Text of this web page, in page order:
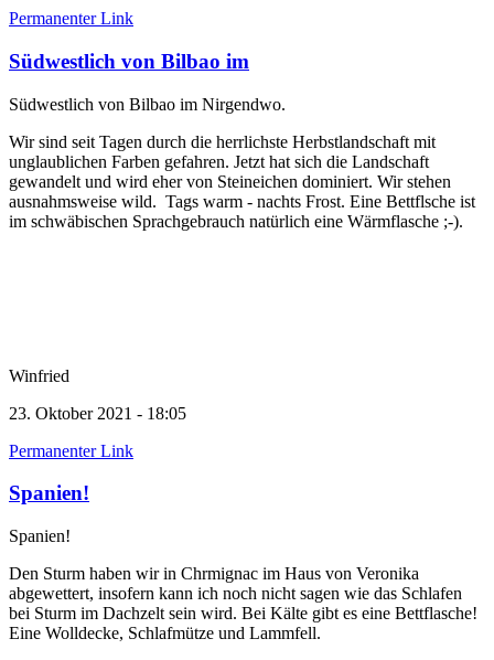
Permanenter Link
Südwestlich von Bilbao im
Südwestlich von Bilbao im Nirgendwo.
Wir sind seit Tagen durch die herrlichste Herbstlandschaft mit
unglaublichen Farben gefahren. Jetzt hat sich die Landschaft
gewandelt und wird eher von Steineichen dominiert. Wir stehen
ausnahmsweise wild. Tags warm - nachts Frost. Eine Bettflsche ist
im schwäbischen Sprachgebrauch natürlich eine Wärmflasche ;-).
Winfried
23. Oktober 2021 - 18:05
Permanenter Link
Spanien!
Spanien!
Den Sturm haben wir in Chrmignac im Haus von Veronika
abgewettert, insofern kann ich noch nicht sagen wie das Schlafen
bei Sturm im Dachzelt sein wird. Bei Kälte gibt es eine Bettflasche!
Eine Wolldecke, Schlafmütze und Lammfell.